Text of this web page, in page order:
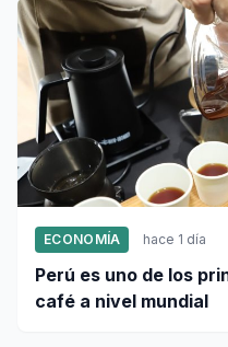
ECONOMÍA hace 1 día
Perú es uno de los
café a nivel mundial